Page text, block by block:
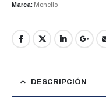
Marca: Monello
DESCRIPCIÓN